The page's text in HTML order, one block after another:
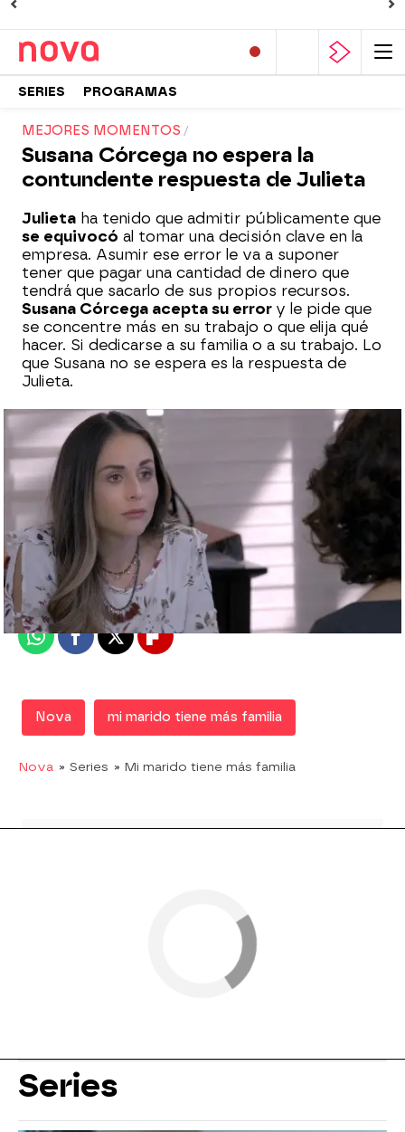
SERIES PROGRAMAS
MEJORES MOMENTOS
Susana Córcega no espera la
contundente respuesta de Julieta
Julieta ha tenido que admitir públicamente que
se equivocó al tomar una decisión clave en la
empresa. Asumir ese error le va a suponer
tener que pagar una cantidad de dinero que
tendrá que sacarlo de sus propios recursos.
Susana Córcega acepta su error y le pide que
se concentre más en su trabajo o que elija qué
hacer. Si dedicarse a su familia o a su trabajo. Lo
que Susana no se espera es la respuesta de
Julieta.
Nova
Madrid
Publicado: 29 de mayo de 2019, 20:04
WhatsappFacebook
X Flipboard
Nova mi marido tiene más familia
Nova » Series » Mi marido tiene más familia
Series